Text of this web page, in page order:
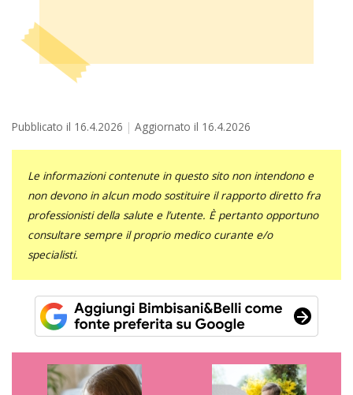
Pubblicato il 16.4.2026 Aggiornato il 16.4.2026
Le informazioni contenute in questo sito non intendono e
non devono in alcun modo sostituire il rapporto diretto fra
professionisti della salute e l’utente. È pertanto opportuno
consultare sempre il proprio medico curante e/o
specialisti.